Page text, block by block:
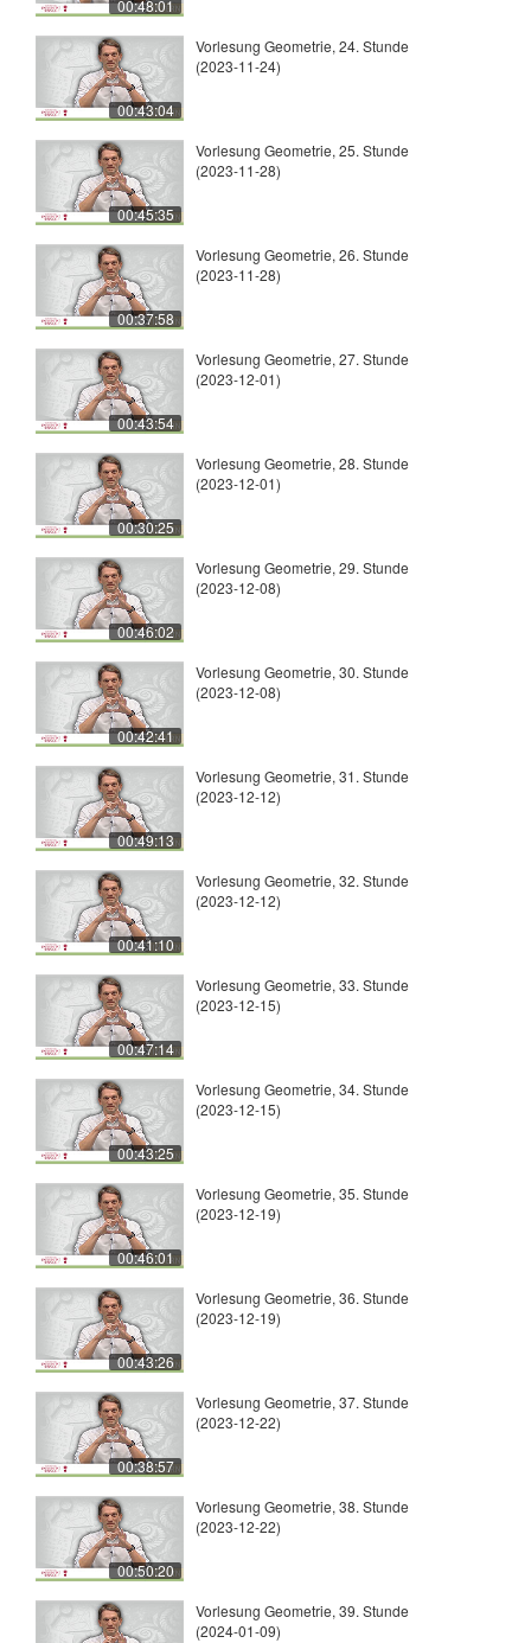
00:48:01
00:43:04
Vorlesung Geometrie, 24. Stunde
(2023-11-24)
00:45:35
Vorlesung Geometrie, 25. Stunde
(2023-11-28)
00:37:58
Vorlesung Geometrie, 26. Stunde
(2023-11-28)
00:43:54
Vorlesung Geometrie, 27. Stunde
(2023-12-01)
00:30:25
Vorlesung Geometrie, 28. Stunde
(2023-12-01)
00:46:02
Vorlesung Geometrie, 29. Stunde
(2023-12-08)
00:42:41
Vorlesung Geometrie, 30. Stunde
(2023-12-08)
00:49:13
Vorlesung Geometrie, 31. Stunde
(2023-12-12)
00:41:10
Vorlesung Geometrie, 32. Stunde
(2023-12-12)
00:47:14
Vorlesung Geometrie, 33. Stunde
(2023-12-15)
00:43:25
Vorlesung Geometrie, 34. Stunde
(2023-12-15)
00:46:01
Vorlesung Geometrie, 35. Stunde
(2023-12-19)
00:43:26
Vorlesung Geometrie, 36. Stunde
(2023-12-19)
00:38:57
Vorlesung Geometrie, 37. Stunde
(2023-12-22)
00:50:20
Vorlesung Geometrie, 38. Stunde
(2023-12-22)
Vorlesung Geometrie, 39. Stunde
(2024-01-09)